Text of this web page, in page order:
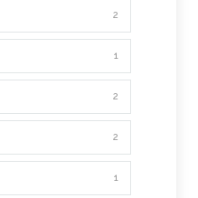
2
1
2
2
1